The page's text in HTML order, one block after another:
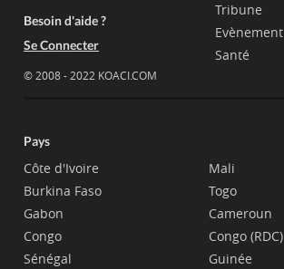
Besoin d'aide ?
Se Connecter
© 2008 - 2022 KOACI.COM
Tribune
Evènement
Santé
Pays
Côte d'Ivoire
Burkina Faso
Gabon
Congo
Sénégal
Mali
Togo
Cameroun
Congo (RDC)
Guinée